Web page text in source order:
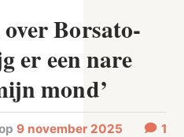
Borsato-
er een nare
mond’
9 november 2025 1